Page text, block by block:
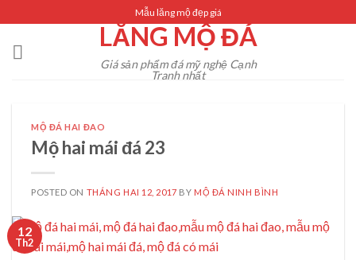
content
Mẫu lăng mộ đẹp giá
LĂNG MỘ ĐÁ
Giá sản phẩm đá mỹ nghệ Cạnh
Tranh nhất
MỘ ĐÁ HAI ĐAO
Mộ hai mái đá 23
POSTED ON THÁNG HAI 12, 2017 BY MỘ ĐÁ NINH BÌNH
12
Th2